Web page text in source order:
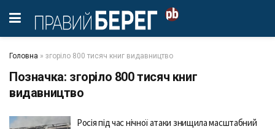
Головна » згоріло 800 тисяч книг видавництво
Позначка: згоріло 800 тисяч книг
видавництво
Росія під час нічної атаки знищила масштабний